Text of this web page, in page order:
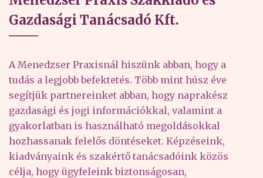
Gazdasági Tanácsadó Kft.
A Menedzser Praxisnál hiszünk abban, hogy a
tudás a legjobb befektetés. Több mint húsz éve
segítjük partnereinket abban, hogy naprakész
gazdasági és jogi információkkal, valamint a
gyakorlatban is használható megoldásokkal
hozhassanak felelős döntéseket. Képzéseink,
kiadványaink és szakértő tanácsadóink közös
célja, hogy ügyfeleink biztonságosan,